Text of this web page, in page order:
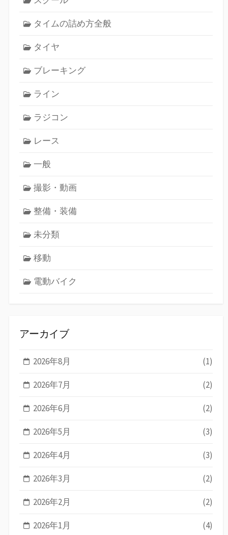
タイムの詰め方全般
タイヤ
ブレーキング
ライン
ラジコン
レース
一般
撮影・動画
整備・装備
未分類
移動
電動バイク
アーカイブ
2026年8月 (1)
2026年7月 (2)
2026年6月 (2)
2026年5月 (3)
2026年4月 (3)
2026年3月 (2)
2026年2月 (2)
2026年1月 (4)